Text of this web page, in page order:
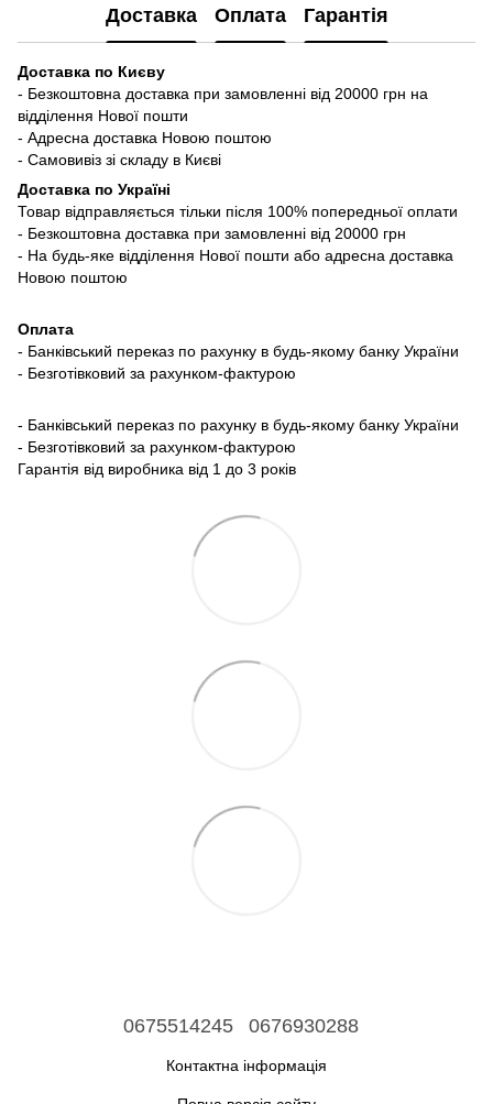
Доставка Оплата Гарантія
Доставка по Києву
- Безкоштовна доставка при замовленні від 20000 грн на
відділення Нової пошти
- Адресна доставка Новою поштою
- Самовивіз зі складу в Києві
Доставка по Україні
Товар відправляється тільки після 100% попередньої оплати
- Безкоштовна доставка при замовленні від 20000 грн
- На будь-яке відділення Нової пошти або адресна доставка
Новою поштою
Оплата
- Банківський переказ по рахунку в будь-якому банку України
- Безготівковий за рахунком-фактурою
- Банківський переказ по рахунку в будь-якому банку України
- Безготівковий за рахунком-фактурою
Гарантія від виробника від 1 до 3 років
0675514245 0676930288
Контактна інформація